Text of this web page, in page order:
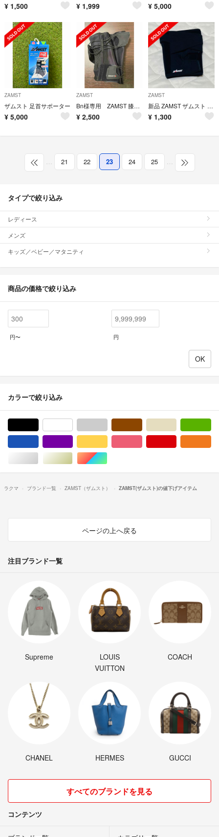
¥ 1,500 ¥ 1,999 ¥ 5,000
ZAMST
ザムスト 足首サポーター
¥ 5,000
ZAMST
Bn様専用 ZAMST 膝 サポーター ザムスト RK-1 Plus 左Ｌ
¥ 2,500
ZAMST
新品 ZAMST ザムスト EK-5 Lサイズ ヒザサポーター
¥ 1,300
… 21 22 23 24 25 …
タイプで絞り込み
レディース
メンズ
キッズ／ベビー／マタニティ
商品の価格で絞り込み
円〜 円
カラーで絞り込み
シルバー/銀色系ゴールド/金色系マルチカラー
ラクマ ブランド一覧 ZAMST（ザムスト） ZAMST(ザムスト)の値下げアイテム
ページの上へ戻る
注目ブランド一覧
Supreme
LOUIS
VUITTON
COACH
CHANEL HERMES GUCCI
すべてのブランドを見る
コンテンツ